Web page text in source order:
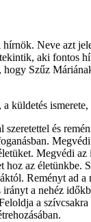
Neve azt
aki fontos
Szűz
küldetés ismerete,
szeretettel és
Megvédi az
hoz az életünkbe.
Reményt ad a
a nehéz
a